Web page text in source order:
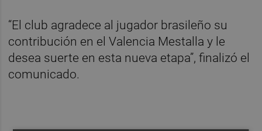
“El club agradece al jugador brasileño su
contribución en el Valencia Mestalla y le
desea suerte en esta nueva etapa”, finalizó el
comunicado.